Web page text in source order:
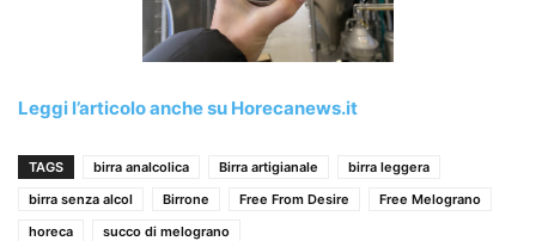
Leggi l’articolo anche su Horecanews.it
TAGS birra analcolica Birra artigianale
birra leggera
birra senza alcol
Birrone Free From Desire
Free Melograno
horeca
succo di melograno